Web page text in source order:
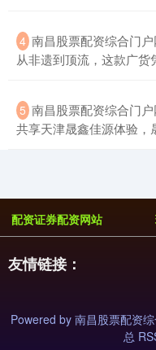
4 南昌股票配资综合门
从非遗到顶流，这款广货
5 南昌股票配资综合门
共享天津晟鑫佳源体验
配资证券配资网站
友情链接：
Powered by 南昌股票配资
总